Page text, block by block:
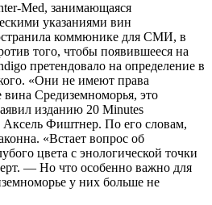
Med, занимающаяся
указаниями вин
коммюнике для СМИ, в
того, чтобы появившееся на
претендовало на определение в
«Они не имеют права
вина Средиземноморья, это
изданию 20 Minutes
Аксель Фиштнер. По его словам,
«Встает вопрос об
цвета с энологической точки
— Но что особенно важно для
у них больше не